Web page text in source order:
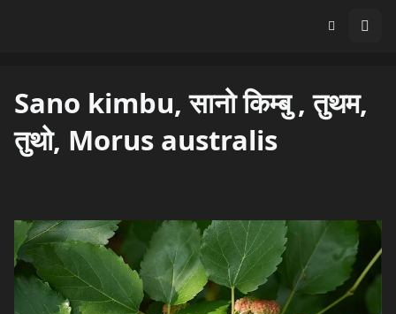
Sano kimbu, सानो किम्बु , तुथम,
तुथो, Morus australis